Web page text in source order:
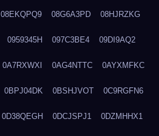
08EKQPQ9 08G6A3PD 08HJRZKG
0959345H 097C3BE4 09DI9AQ2
0A7RXWXI 0AG4NTTC 0AYXMFKC
0BPJ04DK 0BSHJVOT 0C9RGFN6
0D38QEGH 0DCJSPJ1 0DZMHHX1